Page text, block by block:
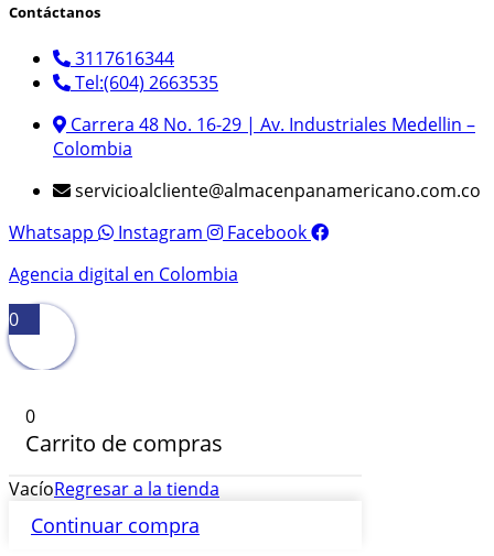
Contáctanos
3117616344
Tel:(604) 2663535
Carrera 48 No. 16-29 | Av. Industriales Medellin –
Colombia
servicioalcliente@almacenpanamericano.com.co
Whatsapp
Instagram
Facebook
Agencia digital en Colombia
0
0
Carrito de compras
VacíoRegresar a la tienda
Continuar compra